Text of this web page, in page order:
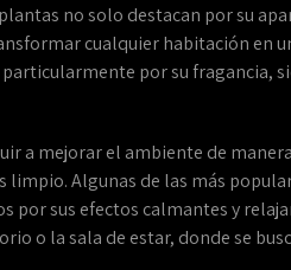
no solo destacan por su
cualquier habitación en
por su fragancia,
a mejorar el ambiente de
limpio. Algunas de las más
por sus efectos calmantes y
o la sala de estar, donde se